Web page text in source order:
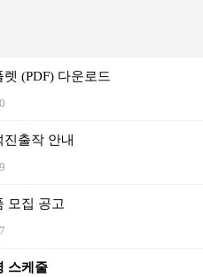
(PDF) 다운로드
출작 안내
모집 공고
스케줄